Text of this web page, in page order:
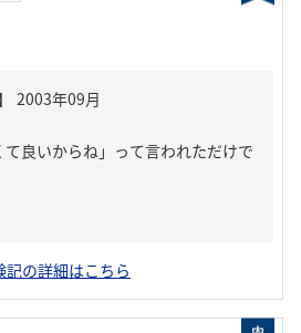
2003年09月
て良いからね」って言われただけで
記の詳細はこちら